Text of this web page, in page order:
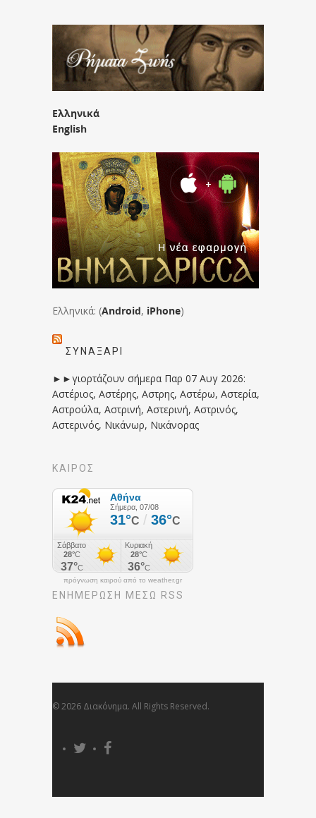
Ελληνικά
English
Ελληνικά: (Android, iPhone)
ΣΥΝΑΞΆΡΙ
►►γιορτάζουν σήμερα Παρ 07 Αυγ 2026:
Αστέριος, Αστέρης, Αστρης, Αστέρω, Αστερία,
Αστρούλα, Αστρινή, Αστερινή, Αστρινός,
Αστερινός, Νικάνωρ, Νικάνορας
ΚΑΙΡΟΣ
πρόγνωση καιρού από το weather.gr
ΕΝΗΜΈΡΩΣΉ ΜΕΣΩ RSS
© 2026 Διακόνημα. All Rights Reserved.